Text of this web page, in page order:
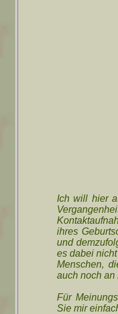
Ich will hier
ihres
und
es dabei
Menschen,
auch noch an
Für
Sie mir